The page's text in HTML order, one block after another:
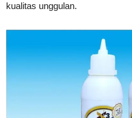
kualitas unggulan.